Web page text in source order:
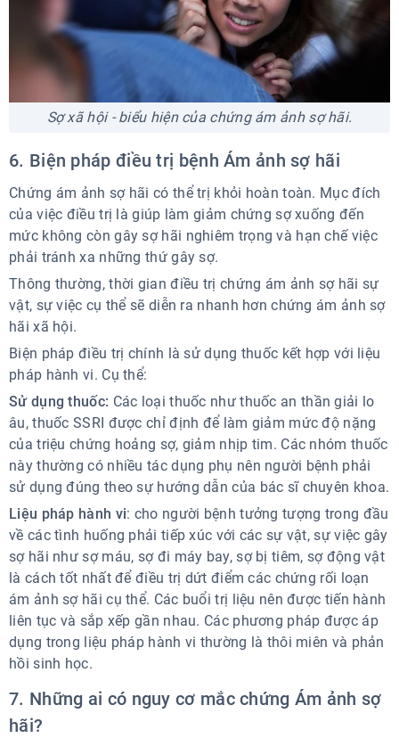
Sợ xã hội - biểu hiện của chứng ám ảnh sợ hãi.
6. Biện pháp điều trị bệnh Ám ảnh sợ hãi
Chứng ám ảnh sợ hãi có thể trị khỏi hoàn toàn. Mục đích
của việc điều trị là giúp làm giảm chứng sợ xuống đến
mức không còn gây sợ hãi nghiêm trọng và hạn chế việc
phải tránh xa những thứ gây sợ.
Thông thường, thời gian điều trị chứng ám ảnh sợ hãi sự
vật, sự việc cụ thể sẽ diễn ra nhanh hơn chứng ám ảnh sợ
hãi xã hội.
Biện pháp điều trị chính là sử dụng thuốc kết hợp với liệu
pháp hành vi. Cụ thể:
Sử dụng thuốc: Các loại thuốc như thuốc an thần giải lo
âu, thuốc SSRI được chỉ định để làm giảm mức độ nặng
của triệu chứng hoảng sợ, giảm nhịp tim. Các nhóm thuốc
này thường có nhiều tác dụng phụ nên người bệnh phải
sử dụng đúng theo sự hướng dẫn của bác sĩ chuyên khoa.
Liệu pháp hành vi: cho người bệnh tưởng tượng trong đầu
về các tình huống phải tiếp xúc với các sự vật, sự việc gây
sợ hãi như sợ máu, sợ đi máy bay, sợ bị tiêm, sợ động vật
là cách tốt nhất để điều trị dứt điểm các chứng rối loạn
ám ảnh sợ hãi cụ thể. Các buổi trị liệu nên được tiến hành
liên tục và sắp xếp gần nhau. Các phương pháp được áp
dụng trong liệu pháp hành vi thường là thôi miên và phản
hồi sinh học.
7. Những ai có nguy cơ mắc chứng Ám ảnh sợ
hãi?